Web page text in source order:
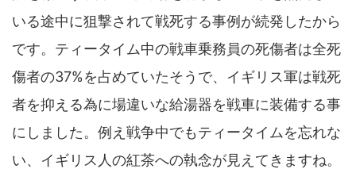
いる途中に狙撃されて戦死する事例が続発したから
です。ティータイム中の戦車乗務員の死傷者は全死
傷者の37%を占めていたそうで、イギリス軍は戦死
者を抑える為に場違いな給湯器を戦車に装備する事
にしました。例え戦争中でもティータイムを忘れな
い、イギリス人の紅茶への執念が見えてきますね。